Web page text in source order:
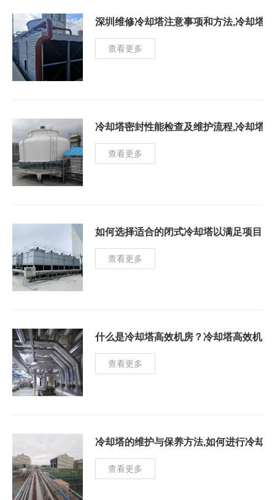
深圳维修冷却塔注意事项和方法,冷却塔
查看更多
冷却塔密封性能检查及维护流程,冷却塔
查看更多
如何选择适合的闭式冷却塔以满足项目
查看更多
什么是冷却塔高效机房？冷却塔高效机房
查看更多
冷却塔的维护与保养方法,如何进行冷却
查看更多